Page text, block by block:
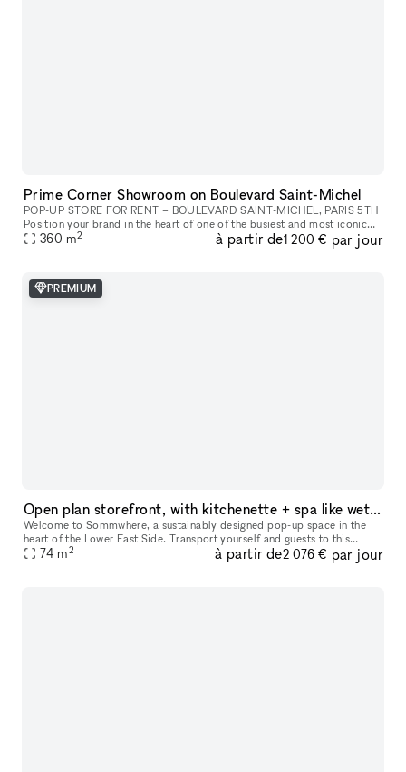
Prime Corner Showroom on Boulevard Saint-Michel
POP-UP STORE FOR RENT – BOULEVARD SAINT-MICHEL, PARIS 5TH
Position your brand in the heart of one of the busiest and most iconic
locations on Paris’s Left Bank. This retail space enjoys a prime loc
360 m2 à partir de1 200 € par jour
PREMIUM
Open plan storefront, with kitchenette + spa like wetroom. A unique NY showroom.
Welcome to Sommwhere, a sustainably designed pop-up space in the
heart of the Lower East Side. Transport yourself and guests to this
stylish, minimalist space conveniently located on Ludlow between H
74 m2 à partir de2 076 € par jour